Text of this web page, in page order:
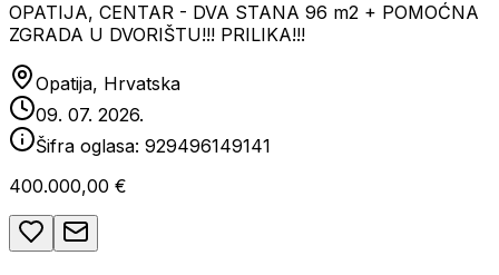
OPATIJA, CENTAR - DVA STANA 96 m2 + POMOĆNA
ZGRADA U DVORIŠTU!!! PRILIKA!!!
Opatija, Hrvatska
09. 07. 2026.
Šifra oglasa: 929496149141
400.000,00 €